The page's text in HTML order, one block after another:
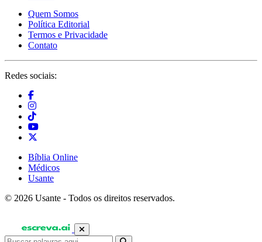
Quem Somos
Política Editorial
Termos e Privacidade
Contato
Redes sociais:
Bíblia Online
Médicos
Usante
© 2026 Usante - Todos os direitos reservados.